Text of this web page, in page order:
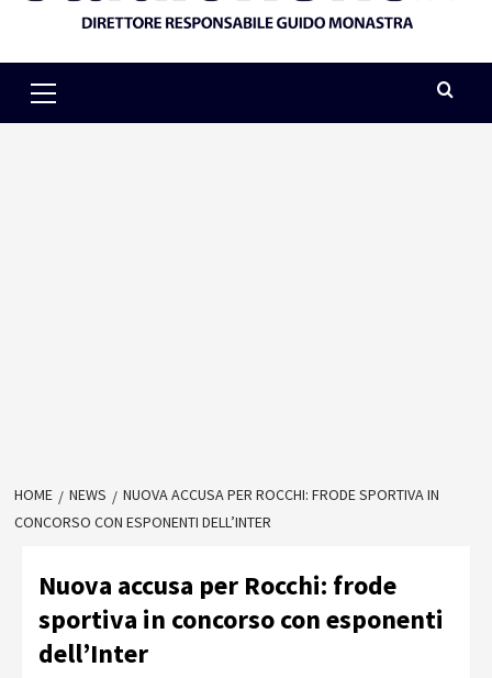
Menu
HOME NEWS
NUOVA ACCUSA PER ROCCHI: FRODE SPORTIVA IN
CONCORSO CON ESPONENTI DELL’INTER
Nuova accusa per Rocchi: frode
sportiva in concorso con esponenti
dell’Inter